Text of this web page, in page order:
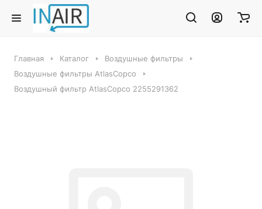
Главная Каталог
Воздушные фильтры
Воздушные фильтры AtlasCopco
Воздушный фильтр AtlasCopco 2255291362